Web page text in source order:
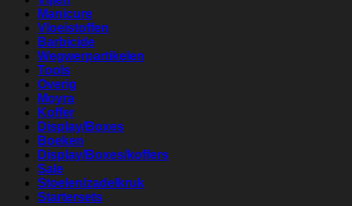
Manicure
Vloeistoffen
Barbicide
Wegwerpartikelen
Tools
Overig
Moyra
Koffer
Display/Boxes
Boeken
Display/Boxes/koffers
Sale
Stoelen/zadelkruk
Startersets